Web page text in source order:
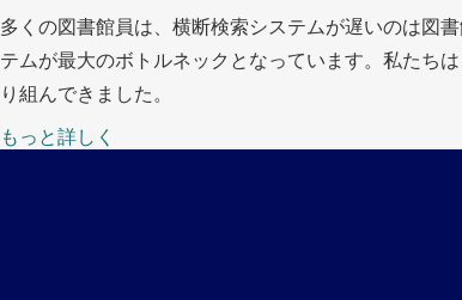
多くの図書館員は、横断検索システムが遅いのは図
テムが最大のボトルネックとなっています。私たち
り組んできました。
もっと詳しく